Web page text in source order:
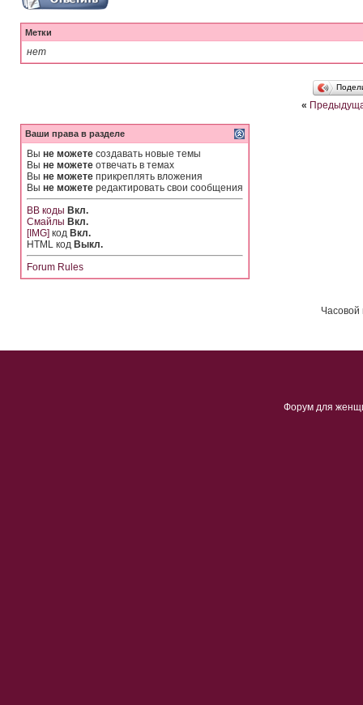
Метки
нет
«
Ваши права в разделе
Вы не можете создавать новые темы
Вы не можете отвечать в темах
Вы не можете прикреплять вложения
Вы не можете редактировать свои сообщения
BB коды Вкл.
Смайлы Вкл.
[IMG] код Вкл.
HTML код Выкл.
Forum Rules
Часовой
Форум для